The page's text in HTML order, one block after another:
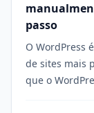
passo
O WordPress
de sites mais
que o